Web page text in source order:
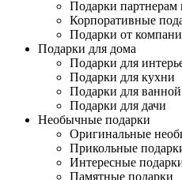
Подарки партнерам
Корпоративные
Подарки от
Подарки для дома
Подарки для
Подарки для кухни
Подарки для ванной
Подарки для дачи
Необычные подарки
Оригинальные
Прикольные
Интересные
Памятные подарки